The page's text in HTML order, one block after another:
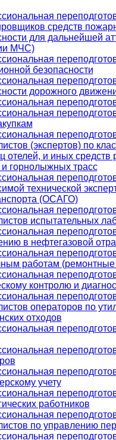
средств
для дальнейшей
МЧС)
безопасности
дорожного
(экспертов) по
отелей, и иных
горнолыжных трасс
технической
(ОСАГО)
испытательных
в нефтегазовой
работам
контролю и
операторов по
отходов
учету
работников
по управлению